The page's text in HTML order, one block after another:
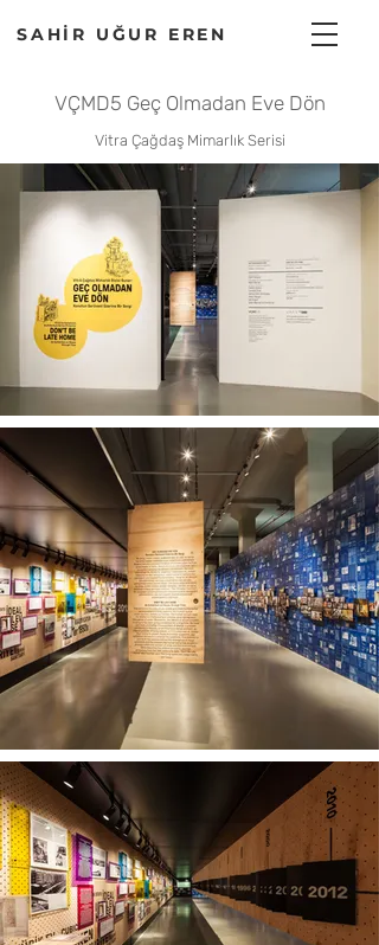
SAHİR UĞUR EREN
VÇMD5 Geç Olmadan Eve Dön
Vitra Çağdaş Mimarlık Serisi